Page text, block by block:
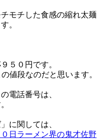
モチした食感の縮れ太麺
。
５０円です。
値段なのだと思います。
電話番号は、
に関しては、
日ラーメン界の鬼才佐野